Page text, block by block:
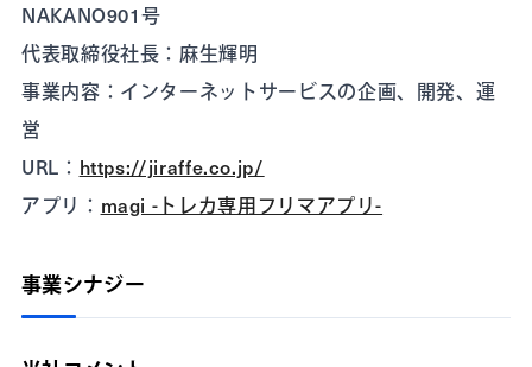
NAKANO901号
代表取締役社長：麻生輝明
事業内容：インターネットサービスの企画、開発、運
営
URL： https://jiraffe.co.jp/
アプリ： magi -トレカ専用フリマアプリ-
事業シナジー